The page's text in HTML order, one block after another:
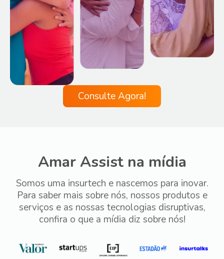
Consulte Agora!
Amar Assist na mídia
Somos uma insurtech e nascemos para inovar.
Para saber mais sobre nós, nossos produtos e
serviços e as nossas tecnologias disruptivas,
confira o que a mídia diz sobre nós!